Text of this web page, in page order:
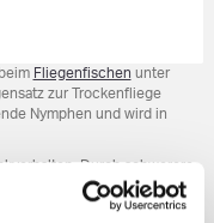
Fliegenfischen unter
zur Trockenfliege
Nymphen und wird in
Durch schwerere
und ahmt verschiedene
geworfen, um